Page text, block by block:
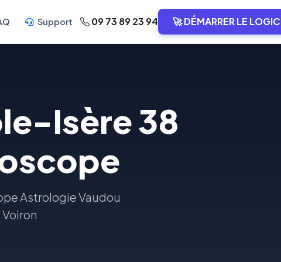
Support 09 73 89 23 94 🚀 DÉMARRER LE
Isère 38
Astrologie Vaudou